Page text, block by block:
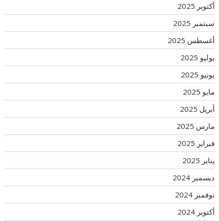
أكتوبر 2025
سبتمبر 2025
أغسطس 2025
يوليو 2025
يونيو 2025
مايو 2025
أبريل 2025
مارس 2025
فبراير 2025
يناير 2025
ديسمبر 2024
نوفمبر 2024
أكتوبر 2024